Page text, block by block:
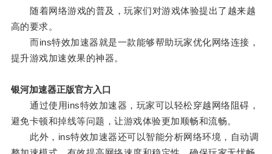
随着网络游戏的普及，玩家们对游戏体验提出了越来越
高的要求。
而ins特效加速器就是一款能够帮助玩家优化网络连接，
提升游戏加速效果的神器。
银河加速器正版官方入口
通过使用ins特效加速器，玩家可以轻松穿越网络阻碍，
避免卡顿和掉线等问题，让游戏体验更加顺畅和流畅。
此外，ins特效加速器还可以智能分析网络环境，自动调